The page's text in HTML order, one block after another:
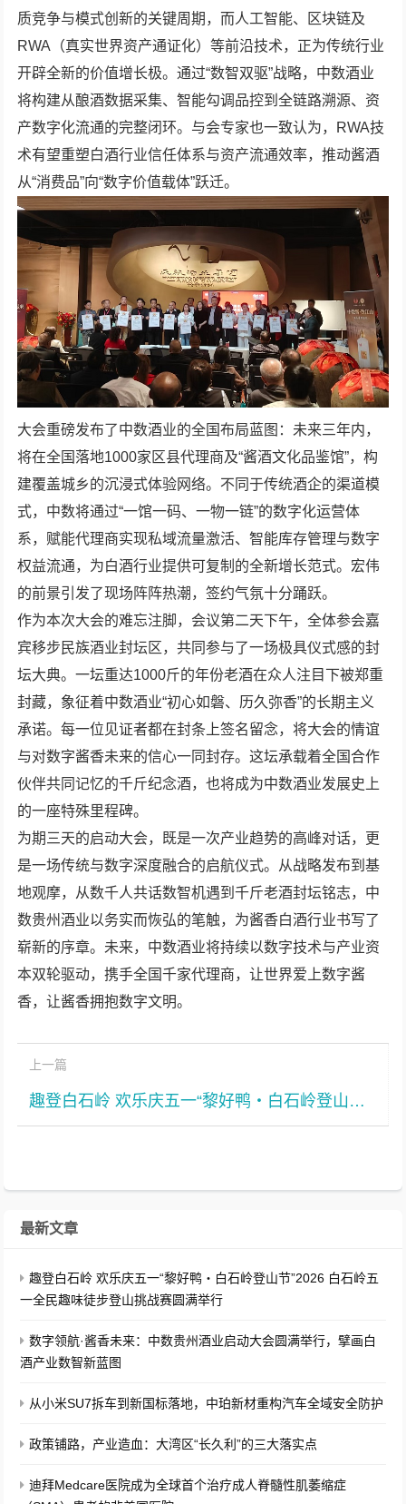
质竞争与模式创新的关键周期，而人工智能、区块链及
RWA（真实世界资产通证化）等前沿技术，正为传统行业
开辟全新的价值增长极。通过“数智双驱”战略，中数酒业
将构建从酿酒数据采集、智能勾调品控到全链路溯源、资
产数字化流通的完整闭环。与会专家也一致认为，RWA技
术有望重塑白酒行业信任体系与资产流通效率，推动酱酒
从“消费品”向“数字价值载体”跃迁。
大会重磅发布了中数酒业的全国布局蓝图：未来三年内，
将在全国落地1000家区县代理商及“酱酒文化品鉴馆”，构
建覆盖城乡的沉浸式体验网络。不同于传统酒企的渠道模
式，中数将通过“一馆一码、一物一链”的数字化运营体
系，赋能代理商实现私域流量激活、智能库存管理与数字
权益流通，为白酒行业提供可复制的全新增长范式。宏伟
的前景引发了现场阵阵热潮，签约气氛十分踊跃。
作为本次大会的难忘注脚，会议第二天下午，全体参会嘉
宾移步民族酒业封坛区，共同参与了一场极具仪式感的封
坛大典。一坛重达1000斤的年份老酒在众人注目下被郑重
封藏，象征着中数酒业“初心如磐、历久弥香”的长期主义
承诺。每一位见证者都在封条上签名留念，将大会的情谊
与对数字酱香未来的信心一同封存。这坛承载着全国合作
伙伴共同记忆的千斤纪念酒，也将成为中数酒业发展史上
的一座特殊里程碑。
为期三天的启动大会，既是一次产业趋势的高峰对话，更
是一场传统与数字深度融合的启航仪式。从战略发布到基
地观摩，从数千人共话数智机遇到千斤老酒封坛铭志，中
数贵州酒业以务实而恢弘的笔触，为酱香白酒行业书写了
崭新的序章。未来，中数酒业将持续以数字技术与产业资
本双轮驱动，携手全国千家代理商，让世界爱上数字酱
香，让酱香拥抱数字文明。
上一篇
趣登白石岭 欢乐庆五一“黎好鸭・白石岭登山节”2026 白石岭五一全民趣味徒步登山挑战赛圆满举行
最新文章
趣登白石岭 欢乐庆五一“黎好鸭・白石岭登山节”2026 白石岭五
一全民趣味徒步登山挑战赛圆满举行
数字领航·酱香未来：中数贵州酒业启动大会圆满举行，擘画白
酒产业数智新蓝图
从小米SU7拆车到新国标落地，中珀新材重构汽车全域安全防护
政策铺路，产业造血：大湾区“长久利”的三大落实点
迪拜Medcare医院成为全球首个治疗成人脊髓性肌萎缩症